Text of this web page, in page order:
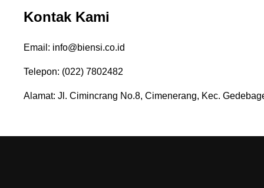
Kontak Kami
Email: info@biensi.co.id
Telepon: (022) 7802482
Alamat: Jl. Cimincrang No.8, Cimenerang, Kec.